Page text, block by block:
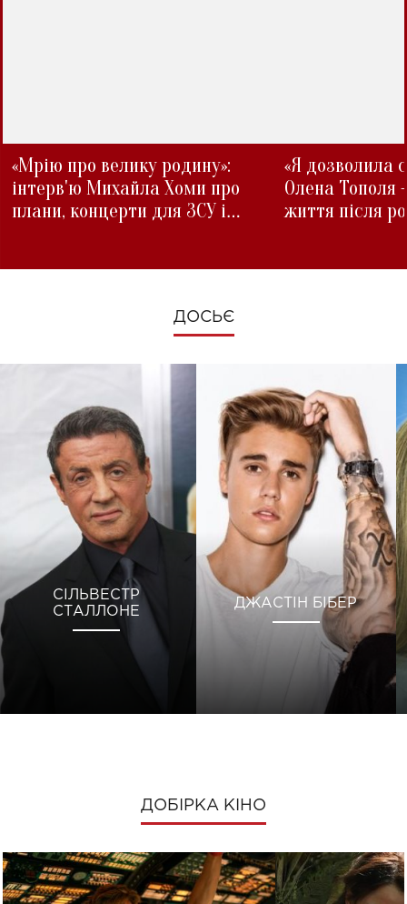
«Мрію про велику родину»:
інтерв'ю Михайла Хоми про
плани, концерти для ЗСУ і
«Я дозволила
Олена Тополя
життя після
ДОСЬЄ
СІЛЬВЕСТР
СТАЛЛОНЕ
ДЖАСТІН БІБЕР
ДОБІРКА КІНО